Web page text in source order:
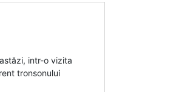
intr-o vizita
tronsonului